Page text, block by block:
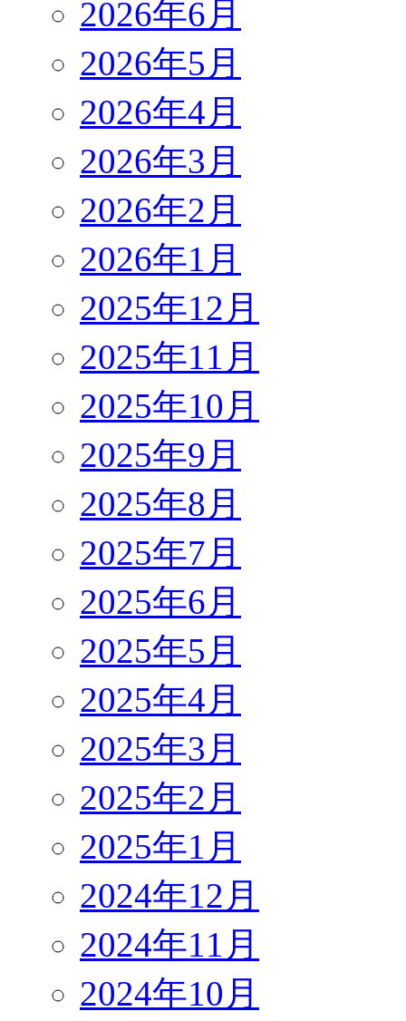
2026年6月
2026年5月
2026年4月
2026年3月
2026年2月
2026年1月
2025年12月
2025年11月
2025年10月
2025年9月
2025年8月
2025年7月
2025年6月
2025年5月
2025年4月
2025年3月
2025年2月
2025年1月
2024年12月
2024年11月
2024年10月